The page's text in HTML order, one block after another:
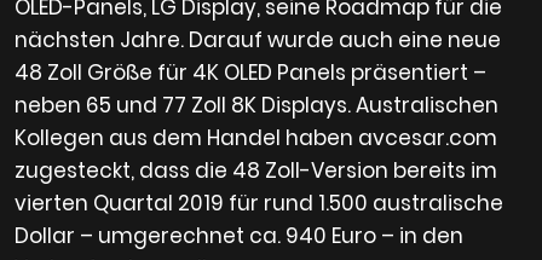
OLED-Panels, LG Display, seine Roadmap für die
nächsten Jahre. Darauf wurde auch eine neue
48 Zoll Größe für 4K OLED Panels präsentiert –
neben 65 und 77 Zoll 8K Displays. Australischen
Kollegen aus dem Handel haben avcesar.com
zugesteckt, dass die 48 Zoll-Version bereits im
vierten Quartal 2019 für rund 1.500 australische
Dollar – umgerechnet ca. 940 Euro – in den